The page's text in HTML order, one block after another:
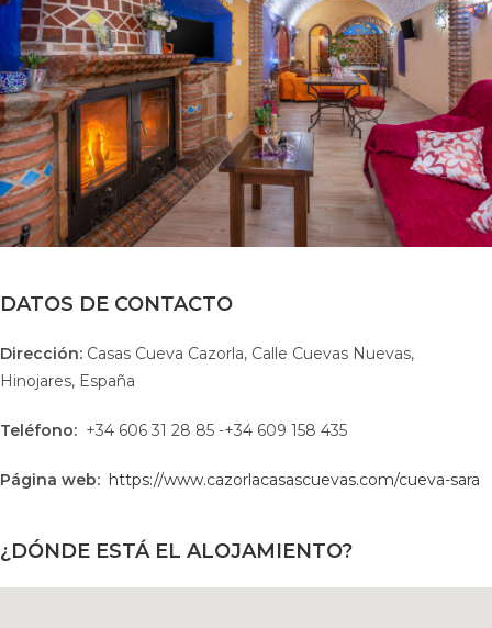
DATOS DE CONTACTO
Dirección: Casas Cueva Cazorla, Calle Cuevas Nuevas,
Hinojares, España
Teléfono: +34 606 31 28 85 -+34 609 158 435
Página web: https://www.cazorlacasascuevas.com/cueva-sara
¿DÓNDE ESTÁ EL ALOJAMIENTO?